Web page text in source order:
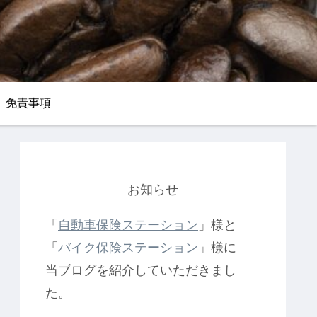
免責事項
お知らせ
「 自動車保険ステーション 」様と
「 バイク保険ステーション 」様に
当ブログを紹介していただきまし
た。